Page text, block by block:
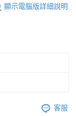
顯示電腦版詳細說明
客服